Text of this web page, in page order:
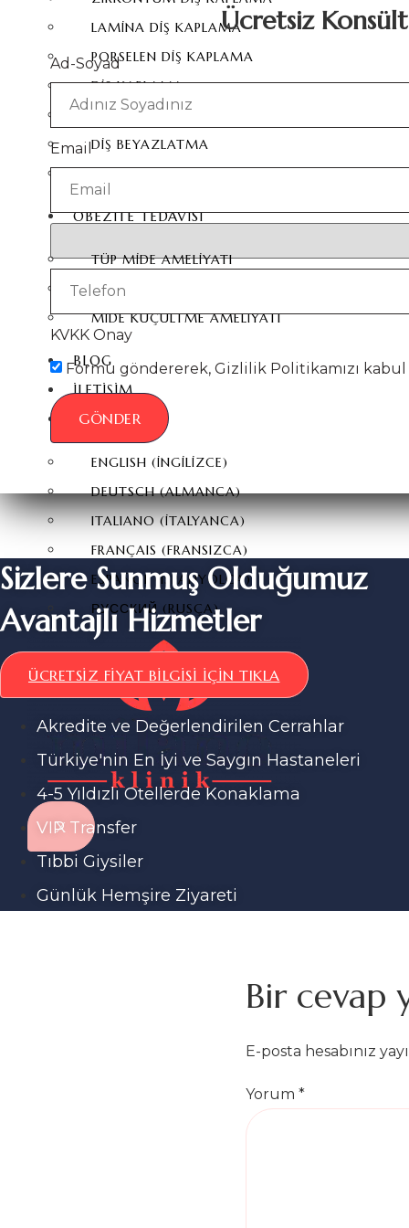
LAMINA DIŞ KAPLAMA
PORSELEN DIŞ KAPLAMA
DIŞ KAPLAMA
DIŞ İMPLANTLARI
DIŞ BEYAZLATMA
E-MAX KAPLAMA
OBEZİTE TEDAVİSİ
TÜP MIDE AMELIYATI
MIDE BALONU
MIDE KÜÇÜLTME AMELIYATI
BLOG
İLETIŞIM
TÜRKÇE
ENGLISH (İNGILIZCE)
DEUTSCH(ALMANCA)
ITALIANO(İTALYANCA)
FRANÇAIS (FRANSIZCA)
ESPAÑOL(İSPANYOLCA)
РУССКИЙ (RUSÇA)
X
Ücretsiz
Ad-Soyad
Email
KVKK Onay
Formu göndererek, Gizlilik Politikamızı
GÖNDER
Sizlere Sunmuş Olduğumuz
Avantajlı Hizmetler
ÜCRETSIZ FIYAT BILGISI İÇIN TIKLA
Akredite ve Değerlendirilen Cerrahlar
Türkiye'nin En İyi ve Saygın Hastaneleri
4-5 Yıldızlı Otellerde Konaklama
VIP Transfer
Tıbbi Giysiler
Günlük Hemşire Ziyareti
Bir cevap
E-posta hesabınız
Yorum *